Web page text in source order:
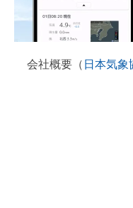
会社概要（ 日本気象